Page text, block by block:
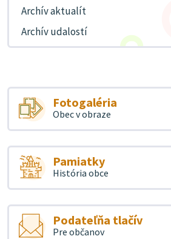
Archív aktualít
Archív udalostí
Fotogaléria
Obec v obraze
Pamiatky
História obce
Podateľňa tlačív
Pre občanov